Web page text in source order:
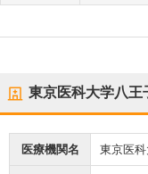
東京医科大学八王
医療機関名 東京医